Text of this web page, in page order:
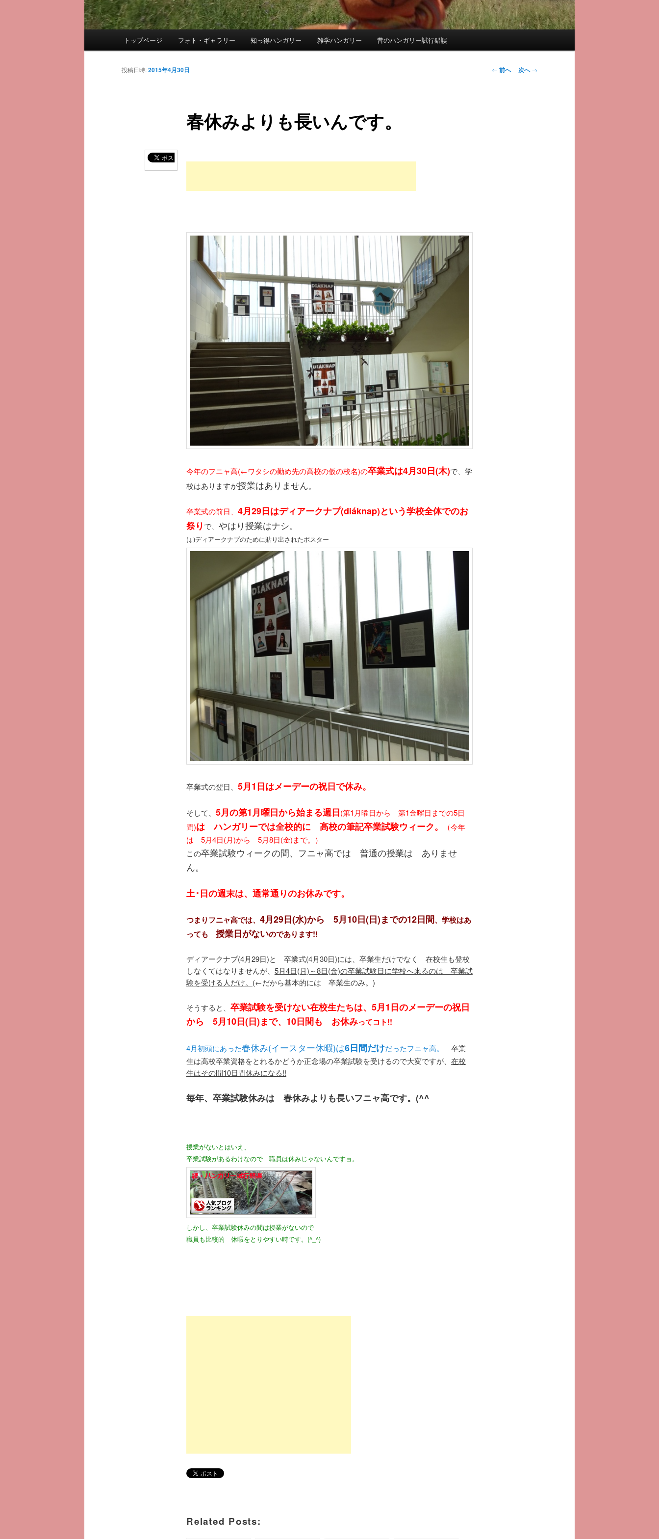
メ
イ
トップページ フォト・ギャラリー 知っ得ハンガリー 雑学ハンガリー 昔のハンガリー試行錯誤
投
← 前へ 次へ→
春休みよりも長いんです。
投稿日時:2015年4月30日
今年のフニャ高(←ワタシの勤め先の高校の仮の校名)の卒業式は4月30日(木)で、学
校はありますが授業はありません。
卒業式の前日、 4月29日はディアークナプ(diáknap)という学校全体でのお
祭りで、 やはり授業はナシ。
(↓)ディアークナプのために貼り出されたポスター
卒業式の翌日、 5月1日はメーデーの祝日で休み。
そして、 5月の第1月曜日から始まる週日(第1月曜日から 第1金曜日までの5日
間)は ハンガリーでは全校的に 高校の筆記卒業試験ウィーク。
（今年
は 5月4日(月)から 5月8日(金)まで。）
この卒業試験ウィークの間、フニャ高では 普通の授業は ありませ
ん。
土･日の週末は、通常通りのお休みです。
つまりフニャ高では、 4月29日(水)から 5月10日(日)までの12日間、学校はあ
っても 授業日がないのであります!!
ディアークナプ(4月29日)と 卒業式(4月30日)には、卒業生だけでなく 在校生も登校
しなくてはなりませんが、 5月4日(月)～8日(金)の卒業試験日に学校へ来るのは 卒業試
験を受ける人だけ。 (←だから基本的には 卒業生のみ。)
そうすると、 卒業試験を受けない在校生たちは、5月1日のメーデーの祝日
から 5月10日(日)まで、10日間も お休みってコト!!
4月初頭にあった春休み(イースター休暇)は6日間だけだったフニャ高。
卒業
生は高校卒業資格をとれるかどうか正念場の卒業試験を受けるので大変ですが、 在校
生はその間10日間休みになる!!
毎年、卒業試験休みは 春休みよりも長いフニャ高です。(^^ゞ
授業がないとはいえ、
卒業試験があるわけなので 職員は休みじゃないんですョ。
しかし、卒業試験休みの間は授業がないので
職員も比較的 休暇をとりやすい時です。(^_^)
Related Posts: